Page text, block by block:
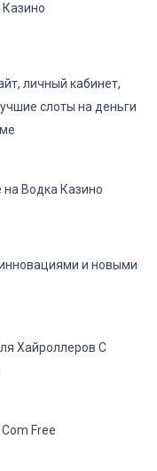
личный кабинет,
слоты на деньги
на Водка Казино
и новыми
Хайроллеров С
Free